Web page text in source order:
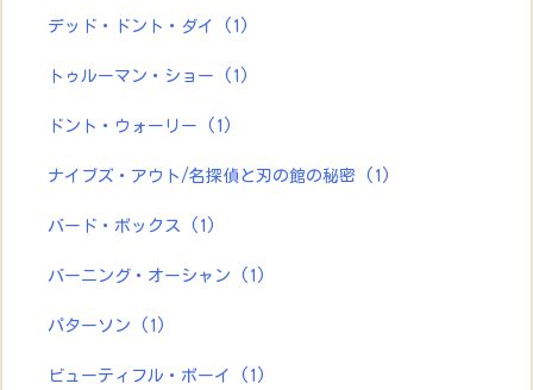
デッド・ドント・ダイ (1)
トゥルーマン・ショー (1)
ドント・ウォーリー (1)
ナイブズ・アウト/名探偵と刃の館の秘密 (1)
バード・ボックス (1)
バーニング・オーシャン (1)
パターソン (1)
ビューティフル・ボーイ (1)